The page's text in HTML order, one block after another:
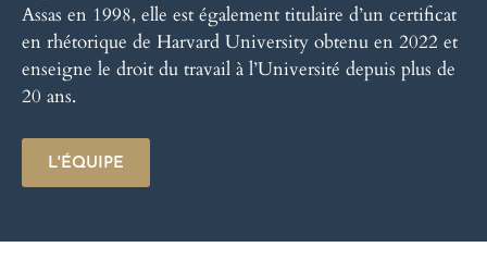
Assas en 1998, elle est également titulaire d’un certificat
en rhétorique de Harvard University obtenu en 2022 et
enseigne le droit du travail à l’Université depuis plus de
20 ans.
L'ÉQUIPE